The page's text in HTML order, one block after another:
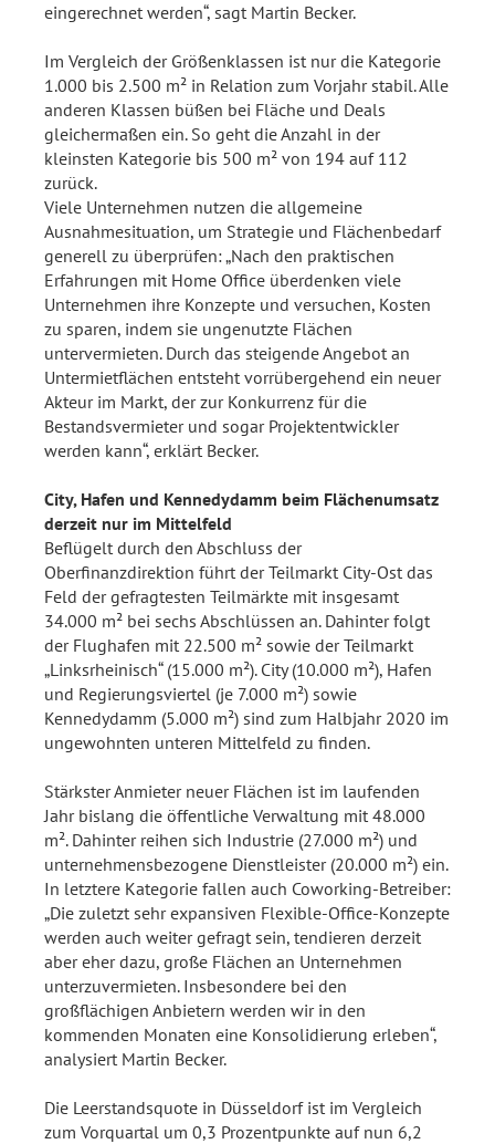
eingerechnet werden“, sagt Martin Becker.
Im Vergleich der Größenklassen ist nur die Kategorie
1.000 bis 2.500 m² in Relation zum Vorjahr stabil. Alle
anderen Klassen büßen bei Fläche und Deals
gleichermaßen ein. So geht die Anzahl in der
kleinsten Kategorie bis 500 m² von 194 auf 112
zurück.
Viele Unternehmen nutzen die allgemeine
Ausnahmesituation, um Strategie und Flächenbedarf
generell zu überprüfen: „Nach den praktischen
Erfahrungen mit Home Office überdenken viele
Unternehmen ihre Konzepte und versuchen, Kosten
zu sparen, indem sie ungenutzte Flächen
untervermieten. Durch das steigende Angebot an
Untermietflächen entsteht vorrübergehend ein neuer
Akteur im Markt, der zur Konkurrenz für die
Bestandsvermieter und sogar Projektentwickler
werden kann“, erklärt Becker.
City, Hafen und Kennedydamm beim Flächenumsatz
derzeit nur im Mittelfeld
Beflügelt durch den Abschluss der
Oberfinanzdirektion führt der Teilmarkt City-Ost das
Feld der gefragtesten Teilmärkte mit insgesamt
34.000 m² bei sechs Abschlüssen an. Dahinter folgt
der Flughafen mit 22.500 m² sowie der Teilmarkt
„Linksrheinisch“ (15.000 m²). City (10.000 m²), Hafen
und Regierungsviertel (je 7.000 m²) sowie
Kennedydamm (5.000 m²) sind zum Halbjahr 2020 im
ungewohnten unteren Mittelfeld zu finden.
Stärkster Anmieter neuer Flächen ist im laufenden
Jahr bislang die öffentliche Verwaltung mit 48.000
m². Dahinter reihen sich Industrie (27.000 m²) und
unternehmensbezogene Dienstleister (20.000 m²) ein.
In letztere Kategorie fallen auch Coworking-Betreiber:
„Die zuletzt sehr expansiven Flexible-Office-Konzepte
werden auch weiter gefragt sein, tendieren derzeit
aber eher dazu, große Flächen an Unternehmen
unterzuvermieten. Insbesondere bei den
großflächigen Anbietern werden wir in den
kommenden Monaten eine Konsolidierung erleben“,
analysiert Martin Becker.
Die Leerstandsquote in Düsseldorf ist im Vergleich
zum Vorquartal um 0,3 Prozentpunkte auf nun 6,2